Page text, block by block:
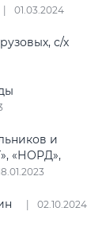
01.03.2024
с/х
и
«НОРД»,
02.10.2024